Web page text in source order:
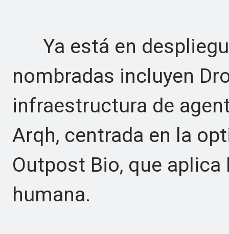
Ya está en
nombradas incluyen
infraestructura de
Arqh, centrada en la
Outpost Bio, que
humana.